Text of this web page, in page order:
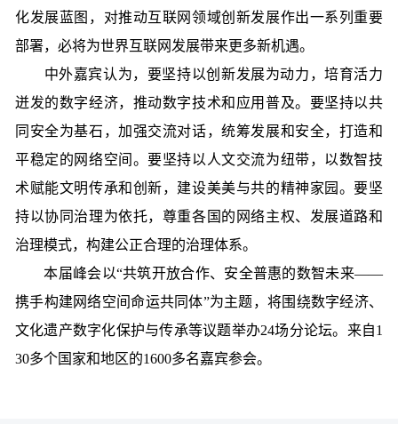
化发展蓝图，对推动互联网领域创新发展作出一系列重要
部署，必将为世界互联网发展带来更多新机遇。
中外嘉宾认为，要坚持以创新发展为动力，培育活力
迸发的数字经济，推动数字技术和应用普及。要坚持以共
同安全为基石，加强交流对话，统筹发展和安全，打造和
平稳定的网络空间。要坚持以人文交流为纽带，以数智技
术赋能文明传承和创新，建设美美与共的精神家园。要坚
持以协同治理为依托，尊重各国的网络主权、发展道路和
治理模式，构建公正合理的治理体系。
本届峰会以“共筑开放合作、安全普惠的数智未来——
携手构建网络空间命运共同体”为主题，将围绕数字经济、
文化遗产数字化保护与传承等议题举办24场分论坛。来自1
30多个国家和地区的1600多名嘉宾参会。